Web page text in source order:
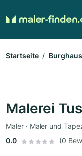
Startseite
Malerei
Maler · Maler und
0.0
(0